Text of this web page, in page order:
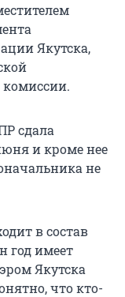
Якутска,
комиссии.
сдала
и кроме нее
не
в состав
год имеет
Якутска
что кто-